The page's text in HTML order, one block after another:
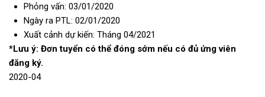
Phỏng vấn: 03/01/2020
Ngày ra PTL: 02/01/2020
Xuất cảnh dự kiến: Tháng 04/2021
*Lưu ý: Đơn tuyển có thể đóng sớm nếu có đủ ứng viên
đăng ký.
2020-04